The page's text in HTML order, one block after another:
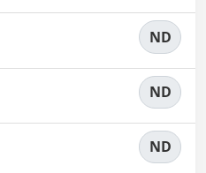
ND
ND
ND